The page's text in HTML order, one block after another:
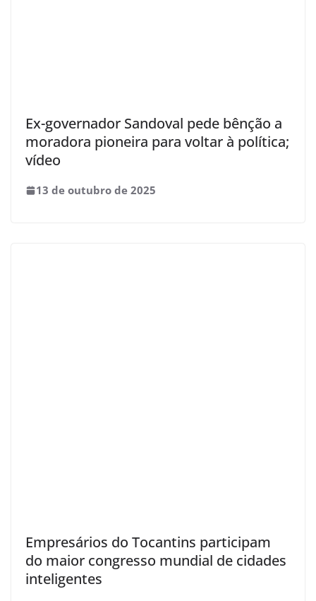
Ex-governador Sandoval pede bênção a
moradora pioneira para voltar à política;
vídeo
13 de outubro de 2025
Empresários do Tocantins participam
do maior congresso mundial de cidades
inteligentes